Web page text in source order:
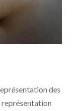
des
représentation